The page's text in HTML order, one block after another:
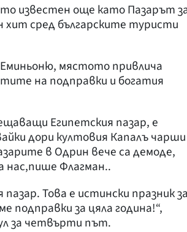
известен още като Пазарът
хит сред българските туристи
мястото привлича
на подправки и богатия
Египетския пазар, е
дори култовия Капалъ чарши
в Одрин вече са демоде,
нас,пише Флагман..
Това е истински празник
подправки за цяла година!“,
за четвърти път.